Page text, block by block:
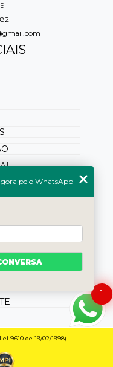
9610 de 19/02/1998)
1
pelo WhatsApp